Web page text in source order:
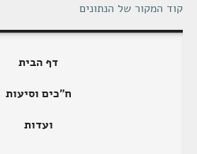
קוד המקור של הנתונים
דף הבית
ח"כים וסיעות
ועדות